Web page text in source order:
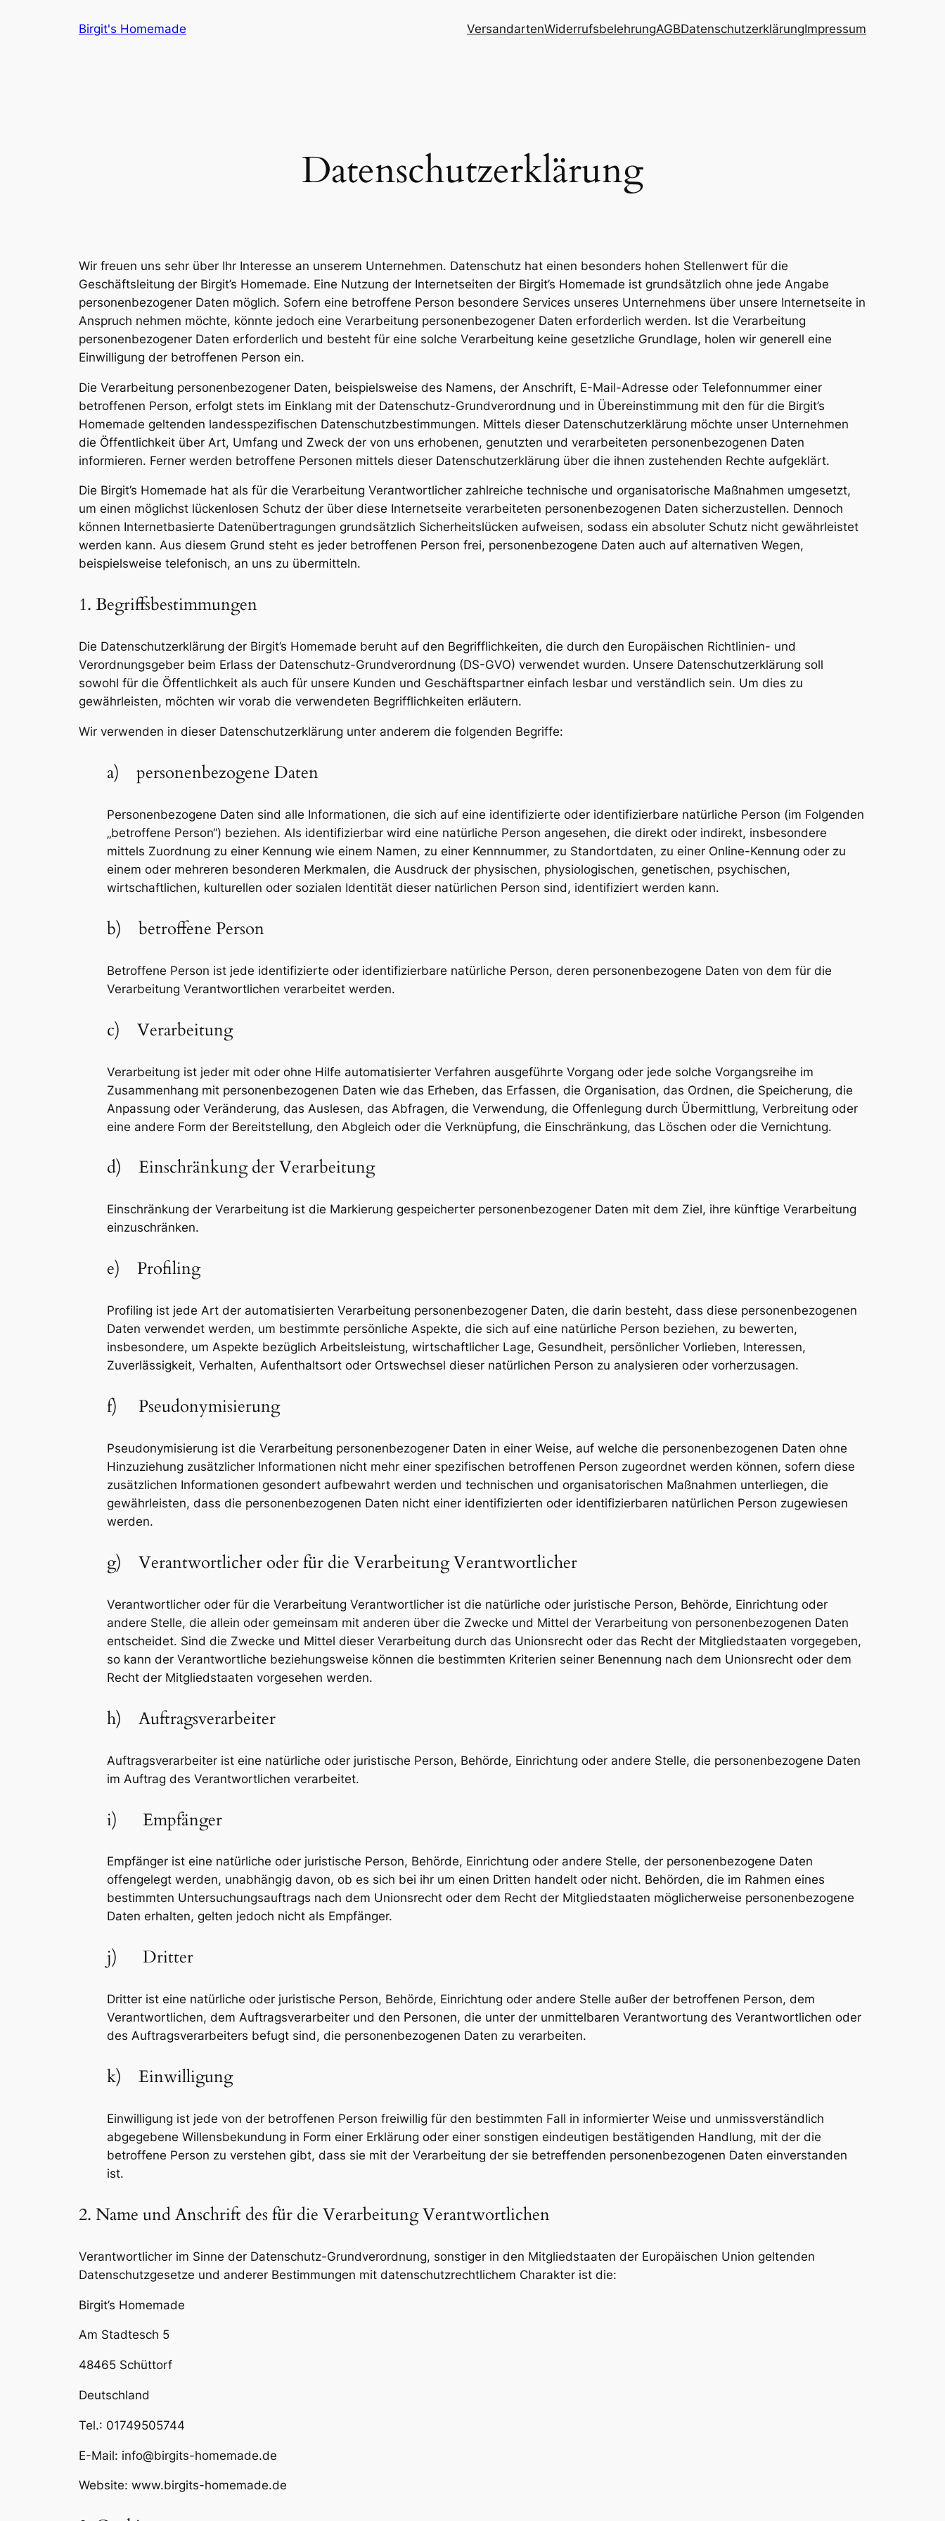
Birgit's Homemade VersandartenWiderrufsbelehrungAGBDatenschutzerklärungImpressum
Datenschutzerklärung
Wir freuen uns sehr über Ihr Interesse an unserem Unternehmen. Datenschutz hat einen besonders hohen Stellenwert für die
Geschäftsleitung der Birgit’s Homemade. Eine Nutzung der Internetseiten der Birgit’s Homemade ist grundsätzlich ohne jede Angabe
personenbezogener Daten möglich. Sofern eine betroffene Person besondere Services unseres Unternehmens über unsere Internetseite in
Anspruch nehmen möchte, könnte jedoch eine Verarbeitung personenbezogener Daten erforderlich werden. Ist die Verarbeitung
personenbezogener Daten erforderlich und besteht für eine solche Verarbeitung keine gesetzliche Grundlage, holen wir generell eine
Einwilligung der betroffenen Person ein.
Die Verarbeitung personenbezogener Daten, beispielsweise des Namens, der Anschrift, E-Mail-Adresse oder Telefonnummer einer
betroffenen Person, erfolgt stets im Einklang mit der Datenschutz-Grundverordnung und in Übereinstimmung mit den für die Birgit’s
Homemade geltenden landesspezifischen Datenschutzbestimmungen. Mittels dieser Datenschutzerklärung möchte unser Unternehmen
die Öffentlichkeit über Art, Umfang und Zweck der von uns erhobenen, genutzten und verarbeiteten personenbezogenen Daten
informieren. Ferner werden betroffene Personen mittels dieser Datenschutzerklärung über die ihnen zustehenden Rechte aufgeklärt.
Die Birgit’s Homemade hat als für die Verarbeitung Verantwortlicher zahlreiche technische und organisatorische Maßnahmen umgesetzt,
um einen möglichst lückenlosen Schutz der über diese Internetseite verarbeiteten personenbezogenen Daten sicherzustellen. Dennoch
können Internetbasierte Datenübertragungen grundsätzlich Sicherheitslücken aufweisen, sodass ein absoluter Schutz nicht gewährleistet
werden kann. Aus diesem Grund steht es jeder betroffenen Person frei, personenbezogene Daten auch auf alternativen Wegen,
beispielsweise telefonisch, an uns zu übermitteln.
1. Begriffsbestimmungen
Die Datenschutzerklärung der Birgit’s Homemade beruht auf den Begrifflichkeiten, die durch den Europäischen Richtlinien- und
Verordnungsgeber beim Erlass der Datenschutz-Grundverordnung (DS-GVO) verwendet wurden. Unsere Datenschutzerklärung soll
sowohl für die Öffentlichkeit als auch für unsere Kunden und Geschäftspartner einfach lesbar und verständlich sein. Um dies zu
gewährleisten, möchten wir vorab die verwendeten Begrifflichkeiten erläutern.
Wir verwenden in dieser Datenschutzerklärung unter anderem die folgenden Begriffe:
a) personenbezogene Daten
Personenbezogene Daten sind alle Informationen, die sich auf eine identifizierte oder identifizierbare natürliche Person (im Folgenden
„betroffene Person“) beziehen. Als identifizierbar wird eine natürliche Person angesehen, die direkt oder indirekt, insbesondere
mittels Zuordnung zu einer Kennung wie einem Namen, zu einer Kennnummer, zu Standortdaten, zu einer Online-Kennung oder zu
einem oder mehreren besonderen Merkmalen, die Ausdruck der physischen, physiologischen, genetischen, psychischen,
wirtschaftlichen, kulturellen oder sozialen Identität dieser natürlichen Person sind, identifiziert werden kann.
b) betroffene Person
Betroffene Person ist jede identifizierte oder identifizierbare natürliche Person, deren personenbezogene Daten von dem für die
Verarbeitung Verantwortlichen verarbeitet werden.
c) Verarbeitung
Verarbeitung ist jeder mit oder ohne Hilfe automatisierter Verfahren ausgeführte Vorgang oder jede solche Vorgangsreihe im
Zusammenhang mit personenbezogenen Daten wie das Erheben, das Erfassen, die Organisation, das Ordnen, die Speicherung, die
Anpassung oder Veränderung, das Auslesen, das Abfragen, die Verwendung, die Offenlegung durch Übermittlung, Verbreitung oder
eine andere Form der Bereitstellung, den Abgleich oder die Verknüpfung, die Einschränkung, das Löschen oder die Vernichtung.
d) Einschränkung der Verarbeitung
Einschränkung der Verarbeitung ist die Markierung gespeicherter personenbezogener Daten mit dem Ziel, ihre künftige Verarbeitung
einzuschränken.
e) Profiling
Profiling ist jede Art der automatisierten Verarbeitung personenbezogener Daten, die darin besteht, dass diese personenbezogenen
Daten verwendet werden, um bestimmte persönliche Aspekte, die sich auf eine natürliche Person beziehen, zu bewerten,
insbesondere, um Aspekte bezüglich Arbeitsleistung, wirtschaftlicher Lage, Gesundheit, persönlicher Vorlieben, Interessen,
Zuverlässigkeit, Verhalten, Aufenthaltsort oder Ortswechsel dieser natürlichen Person zu analysieren oder vorherzusagen.
f) Pseudonymisierung
Pseudonymisierung ist die Verarbeitung personenbezogener Daten in einer Weise, auf welche die personenbezogenen Daten ohne
Hinzuziehung zusätzlicher Informationen nicht mehr einer spezifischen betroffenen Person zugeordnet werden können, sofern diese
zusätzlichen Informationen gesondert aufbewahrt werden und technischen und organisatorischen Maßnahmen unterliegen, die
gewährleisten, dass die personenbezogenen Daten nicht einer identifizierten oder identifizierbaren natürlichen Person zugewiesen
werden.
g) Verantwortlicher oder für die Verarbeitung Verantwortlicher
Verantwortlicher oder für die Verarbeitung Verantwortlicher ist die natürliche oder juristische Person, Behörde, Einrichtung oder
andere Stelle, die allein oder gemeinsam mit anderen über die Zwecke und Mittel der Verarbeitung von personenbezogenen Daten
entscheidet. Sind die Zwecke und Mittel dieser Verarbeitung durch das Unionsrecht oder das Recht der Mitgliedstaaten vorgegeben,
so kann der Verantwortliche beziehungsweise können die bestimmten Kriterien seiner Benennung nach dem Unionsrecht oder dem
Recht der Mitgliedstaaten vorgesehen werden.
h) Auftragsverarbeiter
Auftragsverarbeiter ist eine natürliche oder juristische Person, Behörde, Einrichtung oder andere Stelle, die personenbezogene Daten
im Auftrag des Verantwortlichen verarbeitet.
i) Empfänger
Empfänger ist eine natürliche oder juristische Person, Behörde, Einrichtung oder andere Stelle, der personenbezogene Daten
offengelegt werden, unabhängig davon, ob es sich bei ihr um einen Dritten handelt oder nicht. Behörden, die im Rahmen eines
bestimmten Untersuchungsauftrags nach dem Unionsrecht oder dem Recht der Mitgliedstaaten möglicherweise personenbezogene
Daten erhalten, gelten jedoch nicht als Empfänger.
j) Dritter
Dritter ist eine natürliche oder juristische Person, Behörde, Einrichtung oder andere Stelle außer der betroffenen Person, dem
Verantwortlichen, dem Auftragsverarbeiter und den Personen, die unter der unmittelbaren Verantwortung des Verantwortlichen oder
des Auftragsverarbeiters befugt sind, die personenbezogenen Daten zu verarbeiten.
k) Einwilligung
Einwilligung ist jede von der betroffenen Person freiwillig für den bestimmten Fall in informierter Weise und unmissverständlich
abgegebene Willensbekundung in Form einer Erklärung oder einer sonstigen eindeutigen bestätigenden Handlung, mit der die
betroffene Person zu verstehen gibt, dass sie mit der Verarbeitung der sie betreffenden personenbezogenen Daten einverstanden
ist.
2. Name und Anschrift des für die Verarbeitung Verantwortlichen
Verantwortlicher im Sinne der Datenschutz-Grundverordnung, sonstiger in den Mitgliedstaaten der Europäischen Union geltenden
Datenschutzgesetze und anderer Bestimmungen mit datenschutzrechtlichem Charakter ist die:
Birgit’s Homemade
Am Stadtesch 5
48465 Schüttorf
Deutschland
Tel.: 01749505744
E-Mail: info@birgits-homemade.de
Website: www.birgits-homemade.de